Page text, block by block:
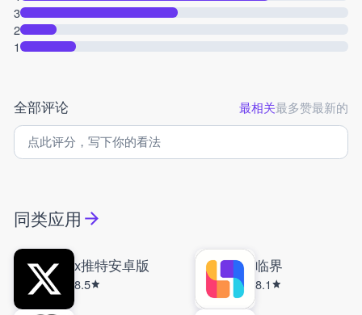
3
2
1
全部评论 最相关最多赞最新的
同类应用
x推特安卓版
8.5
临界
8.1